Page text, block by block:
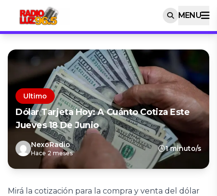
MENU
Ultimo
Dólar Tarjeta Hoy: A Cuánto Cotiza Este
Jueves 18 De Junio
NexoRadio
Hace 2 meses
1 minuto/s
Mirá la cotización para la compra y venta del dólar